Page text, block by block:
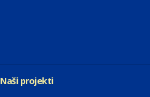
Naši projekti